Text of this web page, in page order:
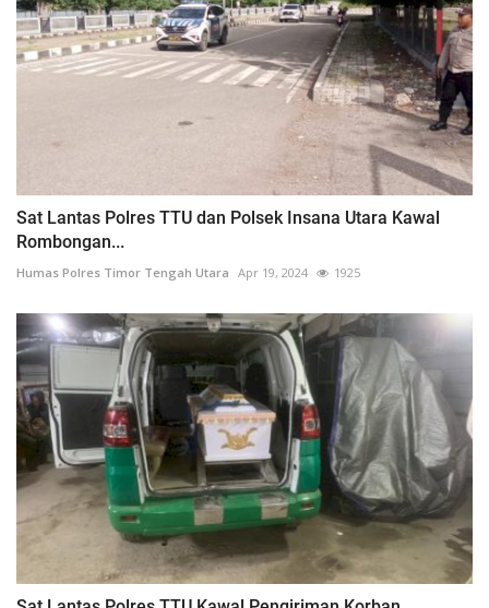
Sat Lantas Polres TTU dan Polsek Insana Utara Kawal
Rombongan...
Humas Polres Timor Tengah Utara Apr 19, 2024 1925